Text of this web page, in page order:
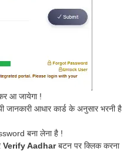
आ जायेगा !
जानकारी आधार कार्ड के अनुसार भरनी है
बना लेना है !
Verify Aadharबटन पर क्लिक करना